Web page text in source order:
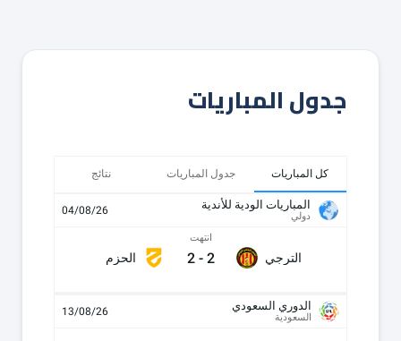
جدول المباريات
كل المباريات جدول المباريات نتائج
المباريات الودية للأندية
دولي 04/08/26
الترجي
انتهت
2
-
2 الحزم
الدوري السعودي
السعودية 13/08/26